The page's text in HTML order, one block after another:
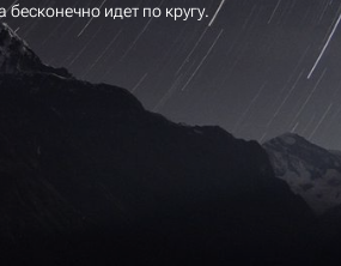
бесконечно идет по кругу.